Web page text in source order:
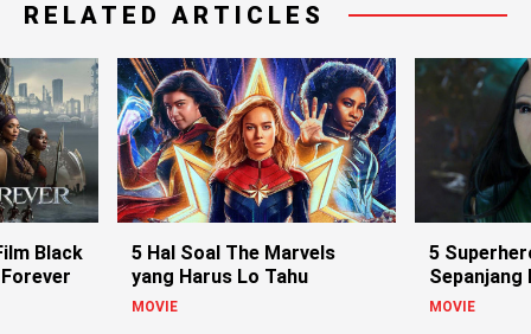
RELATED ARTICLES
Black
5 Hal Soal The Marvels
yang Harus Lo Tahu
MOVIE
5
Sepanjang
MOVIE